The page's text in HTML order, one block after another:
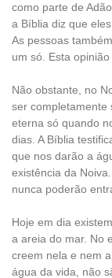
como parte de
a Bíblia diz que
As pessoas
um só. Esta
Não obstante, no
ser completamente
eterna só quando
dias. A Bíblia
que nos darão a
existência da
nunca poderão
Hoje em dia
a areia do mar. No
creem nela e nem
água da vida, não